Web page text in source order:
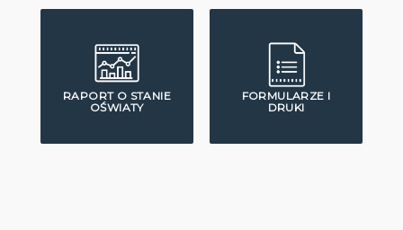
RAPORT O STANIE
OŚWIATY
FORMULARZE I
DRUKI